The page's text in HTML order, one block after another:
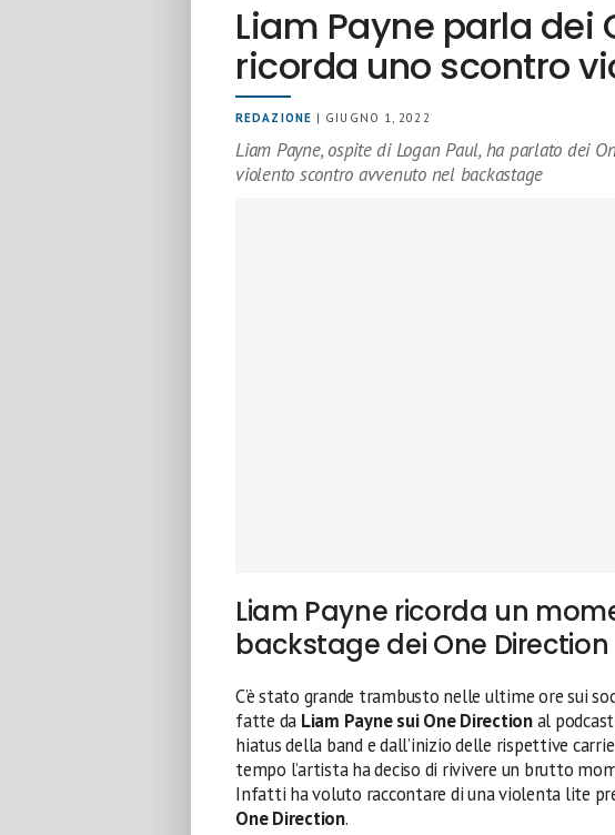
Liam Payne parla dei
ricorda uno scontro
REDAZIONE | GIUGNO 1, 2022
Liam Payne, ospite di Logan Paul, ha parlato dei
violento scontro avvenuto nel backastage
Liam Payne ricorda un
backstage dei One Direction
C’è stato grande trambusto nelle ultime ore sui
fatte da Liam Payne sui One Directional
hiatus della band e dall’inizio delle rispettive
tempo l’artista ha deciso di rivivere un brutto
Infatti ha voluto raccontare di una violenta lite
One Direction.